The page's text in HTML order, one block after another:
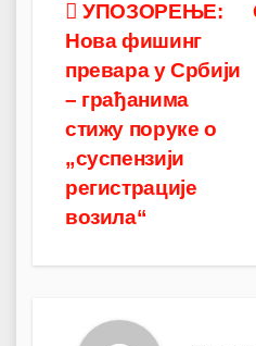
Post
navigation
УПОЗОРЕЊЕ:
Нова фишинг
превара у Србији
– грађанима
стижу поруке о
„суспензији
регистрације
возила“